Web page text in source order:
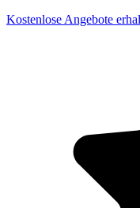
Kostenlose Angebote